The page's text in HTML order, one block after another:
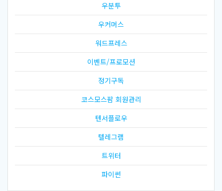
우분투
우커머스
워드프레스
이벤트/프로모션
정기구독
코스모스팜 회원관리
텐서플로우
텔레그램
트위터
파이썬